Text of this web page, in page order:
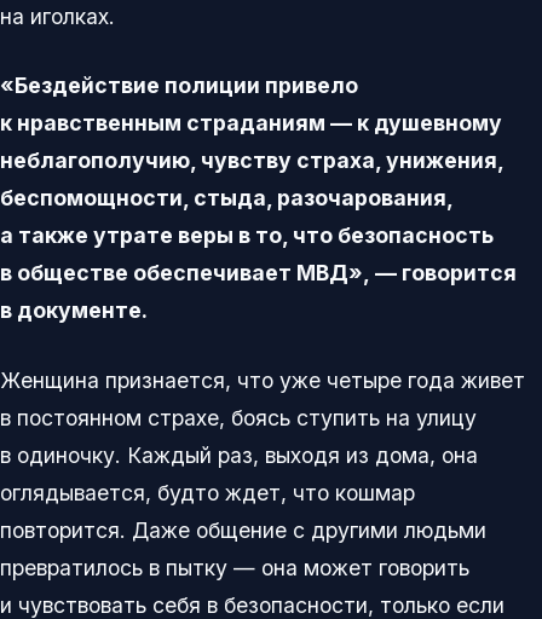
на иголках.
«Бездействие полиции привело
к нравственным страданиям — к душевному
неблагополучию, чувству страха, унижения,
беспомощности, стыда, разочарования,
а также утрате веры в то, что безопасность
в обществе обеспечивает МВД», — говорится
в документе.
Женщина признается, что уже четыре года живет
в постоянном страхе, боясь ступить на улицу
в одиночку. Каждый раз, выходя из дома, она
оглядывается, будто ждет, что кошмар
повторится. Даже общение с другими людьми
превратилось в пытку — она может говорить
и чувствовать себя в безопасности, только если